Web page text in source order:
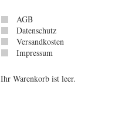
AGB
Datenschutz
Versandkosten
Impressum
Ihr Warenkorb ist leer.